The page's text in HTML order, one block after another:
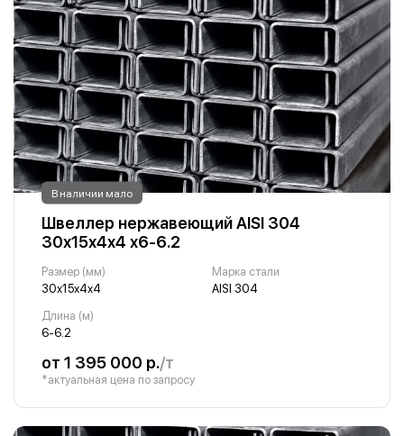
В наличии мало
Швеллер нержавеющий AISI 304
30х15х4х4 х6-6.2
Размер (мм)
30х15х4х4
Марка стали
AISI 304
Длина (м)
6-6.2
от 1 395 000 р./т
*актуальная цена по запросу